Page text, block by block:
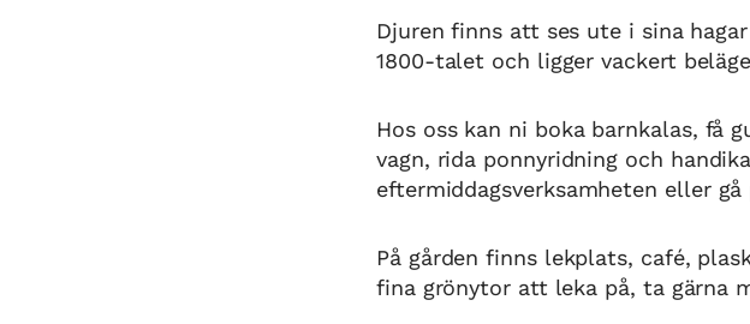
Djuren finns att ses ute i sina
1800-talet och ligger vackert
Hos oss kan ni boka barnkalas, få
vagn, rida ponnyridning och
eftermiddagsverksamheten eller
På gården finns lekplats, café,
fina grönytor att leka på, ta gärna